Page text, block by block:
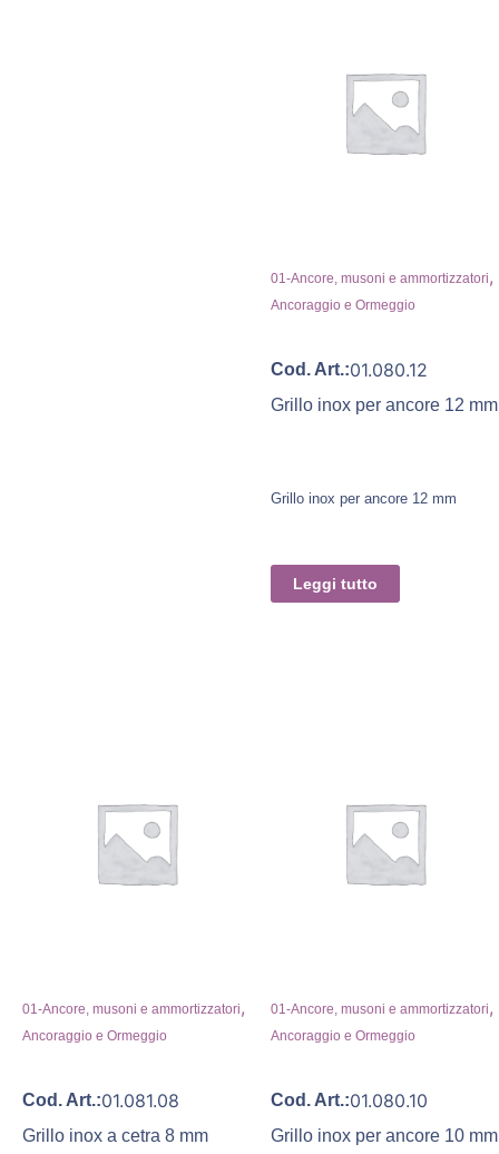
01-Ancore, musoni e ammortizzatori,
Ancoraggio e Ormeggio
Cod. Art.:01.080.12
Grillo inox per ancore 12 mm
Grillo inox per ancore 12 mm
Leggi tutto
01-Ancore, musoni e ammortizzatori,
Ancoraggio e Ormeggio
Cod. Art.:01.081.08
Grillo inox a cetra 8 mm
01-Ancore, musoni e ammortizzatori,
Ancoraggio e Ormeggio
Cod. Art.:01.080.10
Grillo inox per ancore 10 mm